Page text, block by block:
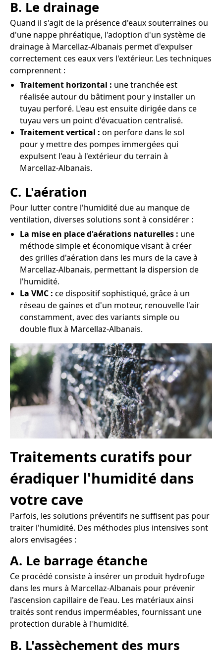
B. Le drainage
Quand il s'agit de la présence d'eaux souterraines ou
d'une nappe phréatique, l'adoption d'un système de
drainage à Marcellaz-Albanais permet d'expulser
correctement ces eaux vers l'extérieur. Les techniques
comprennent :
Traitement horizontal : une tranchée est
réalisée autour du bâtiment pour y installer un
tuyau perforé. L'eau est ensuite dirigée dans ce
tuyau vers un point d'évacuation centralisé.
Traitement vertical : on perfore dans le sol
pour y mettre des pompes immergées qui
expulsent l'eau à l'extérieur du terrain à
Marcellaz-Albanais.
C. L'aération
Pour lutter contre l'humidité due au manque de
ventilation, diverses solutions sont à considérer :
La mise en place d'aérations naturelles : une
méthode simple et économique visant à créer
des grilles d'aération dans les murs de la cave à
Marcellaz-Albanais, permettant la dispersion de
l'humidité.
La VMC : ce dispositif sophistiqué, grâce à un
réseau de gaines et d'un moteur, renouvelle l'air
constamment, avec des variants simple ou
double flux à Marcellaz-Albanais.
Traitements curatifs pour
éradiquer l'humidité dans
votre cave
Parfois, les solutions préventifs ne suffisent pas pour
traiter l'humidité. Des méthodes plus intensives sont
alors envisagées :
A. Le barrage étanche
Ce procédé consiste à insérer un produit hydrofuge
dans les murs à Marcellaz-Albanais pour prévenir
l'ascension capillaire de l'eau. Les matériaux ainsi
traités sont rendus imperméables, fournissant une
protection durable à l'humidité.
B. L'assèchement des murs